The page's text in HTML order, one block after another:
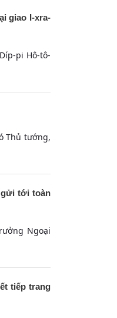
giao I-xra-
pi Hô-tô-
Thủ tướng,
gửi tới toàn
Ngoại
tiếp trang